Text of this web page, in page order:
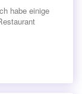
habe einige